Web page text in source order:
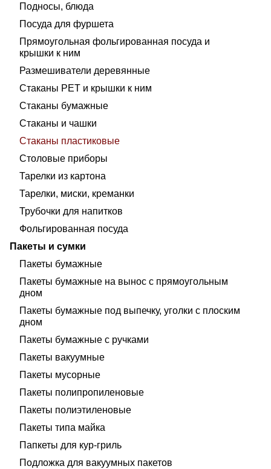
Подносы, блюда
Посуда для фуршета
Прямоугольная фольгированная посуда и
крышки к ним
Размешиватели деревянные
Стаканы PET и крышки к ним
Стаканы бумажные
Стаканы и чашки
Стаканы пластиковые
Столовые приборы
Тарелки из картона
Тарелки, миски, креманки
Трубочки для напитков
Фольгированная посуда
Пакеты и сумки
Пакеты бумажные
Пакеты бумажные на вынос с прямоугольным
дном
Пакеты бумажные под выпечку, уголки с плоским
дном
Пакеты бумажные с ручками
Пакеты вакуумные
Пакеты мусорные
Пакеты полипропиленовые
Пакеты полиэтиленовые
Пакеты типа майка
Папкеты для кур-гриль
Подложка для вакуумных пакетов